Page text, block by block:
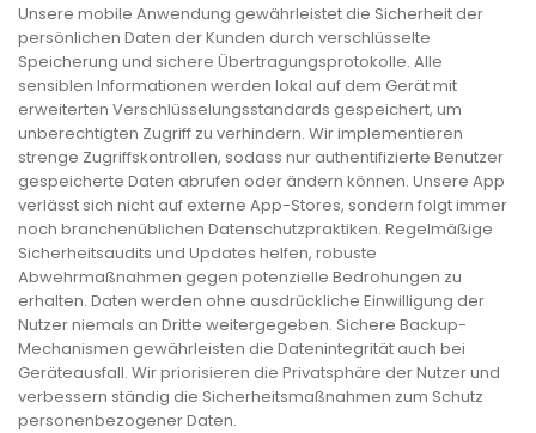
Unsere mobile Anwendung gewährleistet die Sicherheit der
persönlichen Daten der Kunden durch verschlüsselte
Speicherung und sichere Übertragungsprotokolle. Alle
sensiblen Informationen werden lokal auf dem Gerät mit
erweiterten Verschlüsselungsstandards gespeichert, um
unberechtigten Zugriff zu verhindern. Wir implementieren
strenge Zugriffskontrollen, sodass nur authentifizierte Benutzer
gespeicherte Daten abrufen oder ändern können. Unsere App
verlässt sich nicht auf externe App-Stores, sondern folgt immer
noch branchenüblichen Datenschutzpraktiken. Regelmäßige
Sicherheitsaudits und Updates helfen, robuste
Abwehrmaßnahmen gegen potenzielle Bedrohungen zu
erhalten. Daten werden ohne ausdrückliche Einwilligung der
Nutzer niemals an Dritte weitergegeben. Sichere Backup-
Mechanismen gewährleisten die Datenintegrität auch bei
Geräteausfall. Wir priorisieren die Privatsphäre der Nutzer und
verbessern ständig die Sicherheitsmaßnahmen zum Schutz
personenbezogener Daten.